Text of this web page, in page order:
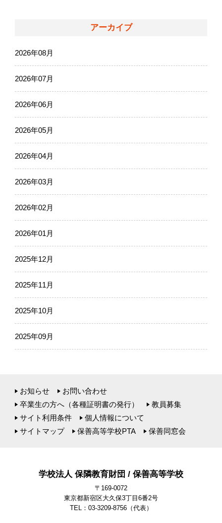
アーカイブ
2026年08月
2026年07月
2026年06月
2026年05月
2026年04月
2026年03月
2026年02月
2026年01月
2025年12月
2025年11月
2025年10月
2025年09月
お知らせ
お問い合わせ
卒業生の方へ（各種証明書の発行）
教員募集
サイト利用条件
個人情報について
サイトマップ
保善高等学校PTA 保善同窓会
学校法人 保隣教育財団 / 保善高等学校
〒169-0072
東京都新宿区大久保3丁目6番2号
TEL：03-3209-8756（代表）